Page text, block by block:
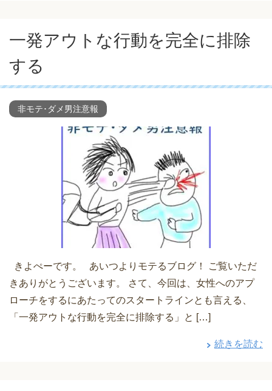
一発アウトな行動を完全に排除
する
非モテ･ダメ男注意報
きよぺーです。 あいつよりモテるブログ！ ご覧いただ
きありがとうございます。 さて、今回は、女性へのアプ
ローチをするにあたってのスタートラインとも言える、
「一発アウトな行動を完全に排除する」と […]
続きを読む